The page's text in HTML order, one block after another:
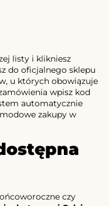
listy i klikniesz
do oficjalnego sklepu
u których obowiązuje
wpisz kod
automatycznie
zakupy w
czy